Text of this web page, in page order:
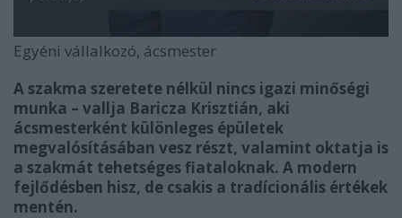
Egyéni vállalkozó, ácsmester
A szakma szeretete nélkül nincs igazi minőségi
munka – vallja Baricza Krisztián, aki
ácsmesterként különleges épületek
megvalósításában vesz részt, valamint oktatja is
a szakmát tehetséges fiataloknak. A modern
fejlődésben hisz, de csakis a tradícionális értékek
mentén.